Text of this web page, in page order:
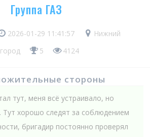
Группа ГАЗ
2026-01-29 11:41:57
Нижний
5 4124
стороны
тут, меня всё устраивало, но
Тут хорошо следят за соблюдением
бригадир постоянно проверял